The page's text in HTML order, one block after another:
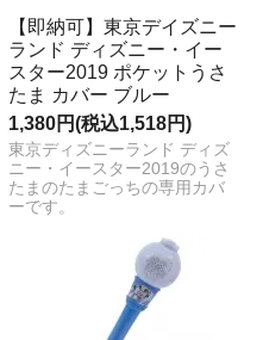
【即納可】東京デイズニー
ランド ディズニー・イー
スター2019 ポケットうさ
たま カバー ブルー
1,380円(税込1,518円)
東京ディズニーランド ディズ
ニー・イースター2019のうさ
たまのたまごっちの専用カバ
ーです。